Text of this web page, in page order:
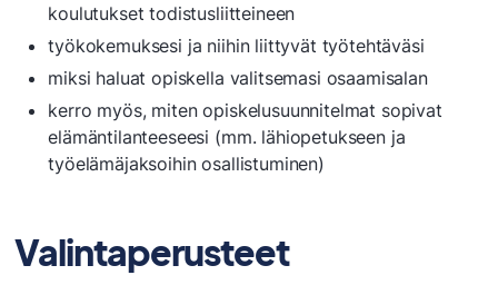
koulutukset todistusliitteineen
työkokemuksesi ja niihin liittyvät työtehtäväsi
miksi haluat opiskella valitsemasi osaamisalan
kerro myös, miten opiskelusuunnitelmat sopivat
elämäntilanteeseesi (mm. lähiopetukseen ja
työelämäjaksoihin osallistuminen)
Valintaperusteet